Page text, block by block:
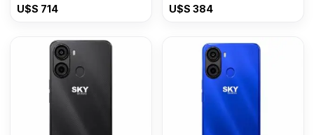
U$S 714 U$S 384